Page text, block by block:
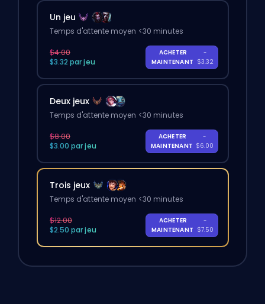
Un jeu
Temps d'attente moyen <30 minutes
$4.00
$3.32 par jeu
ACHETER
MAINTENANT
-
$3.32
Deux jeux
Temps d'attente moyen <30 minutes
$8.00
$3.00 par jeu
ACHETER
MAINTENANT
-
$6.00
Trois jeux
Temps d'attente moyen <30 minutes
$12.00
$2.50 par jeu
ACHETER
MAINTENANT
-
$7.50